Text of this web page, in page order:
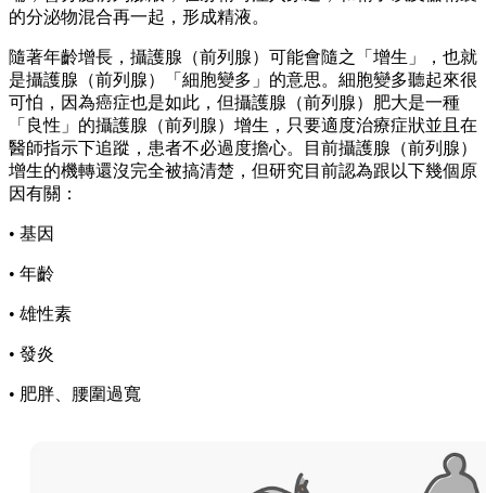
的分泌物混合再一起，形成精液。
隨著年齡增長，攝護腺（前列腺）可能會隨之「增生」，也就
是攝護腺（前列腺）「細胞變多」的意思。細胞變多聽起來很
可怕，因為癌症也是如此，但攝護腺（前列腺）肥大是一種
「良性」的攝護腺（前列腺）增生，只要適度治療症狀並且在
醫師指示下追蹤，患者不必過度擔心。目前攝護腺（前列腺）
增生的機轉還沒完全被搞清楚，但研究目前認為跟以下幾個原
因有關：
• 基因
• 年齡
• 雄性素
• 發炎
• 肥胖、腰圍過寬